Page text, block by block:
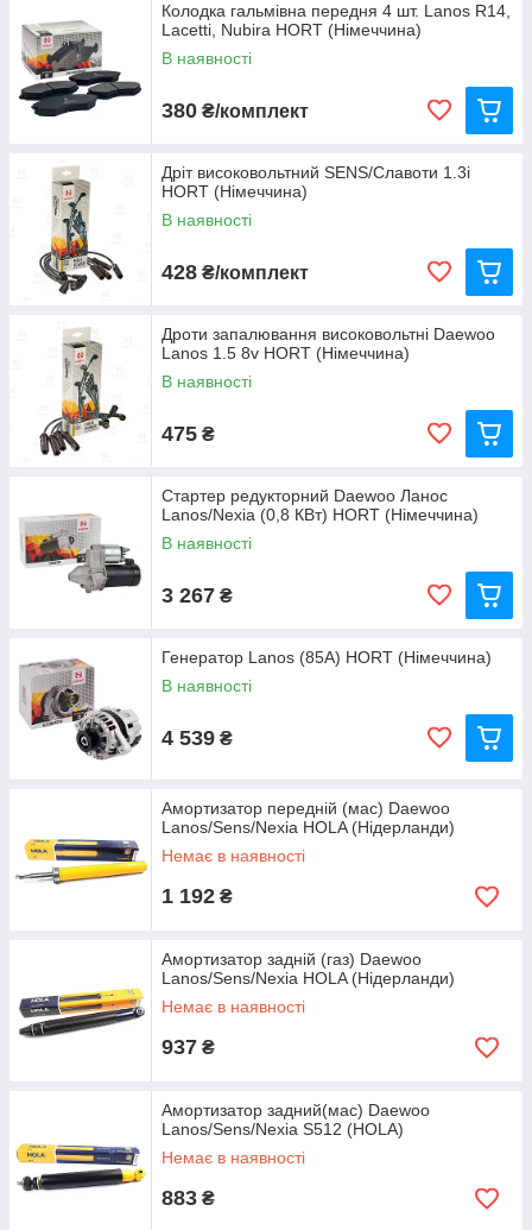
Колодка гальмівна передня 4 шт. Lanos R14,
Lacetti, Nubira HORT (Німеччина)
В наявності
380 ₴/комплект
Дріт високовольтний SENS/Славоти 1.3i
HORT (Німеччина)
В наявності
428 ₴/комплект
Дроти запалювання високовольтні Daewoo
Lanos 1.5 8v HORT (Німеччина)
В наявності
475 ₴
Стартер редукторний Daewoo Ланос
Lanos/Nexia (0,8 КВт) HORT (Німеччина)
В наявності
3 267 ₴
Генератор Lanos (85А) HORT (Німеччина)
В наявності
4 539 ₴
Амортизатор передній (мас) Daewoo
Lanos/Sens/Nexia HOLA (Нідерланди)
Немає в наявності
1 192 ₴
Амортизатор задній (газ) Daewoo
Lanos/Sens/Nexia HOLA (Нідерланди)
Немає в наявності
937 ₴
Амортизатор задний(мас) Daewoo
Lanos/Sens/Nexia S512 (HOLA)
Немає в наявності
883 ₴